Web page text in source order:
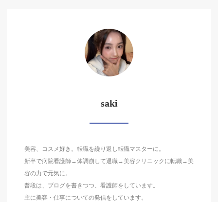
saki
美容、コスメ好き。転職を繰り返し転職マスターに。
新卒で病院看護師→体調崩して退職→美容クリニックに転職→美
容の力で元気に。
普段は、ブログを書きつつ、看護師をしています。
主に美容・仕事についての発信をしています。